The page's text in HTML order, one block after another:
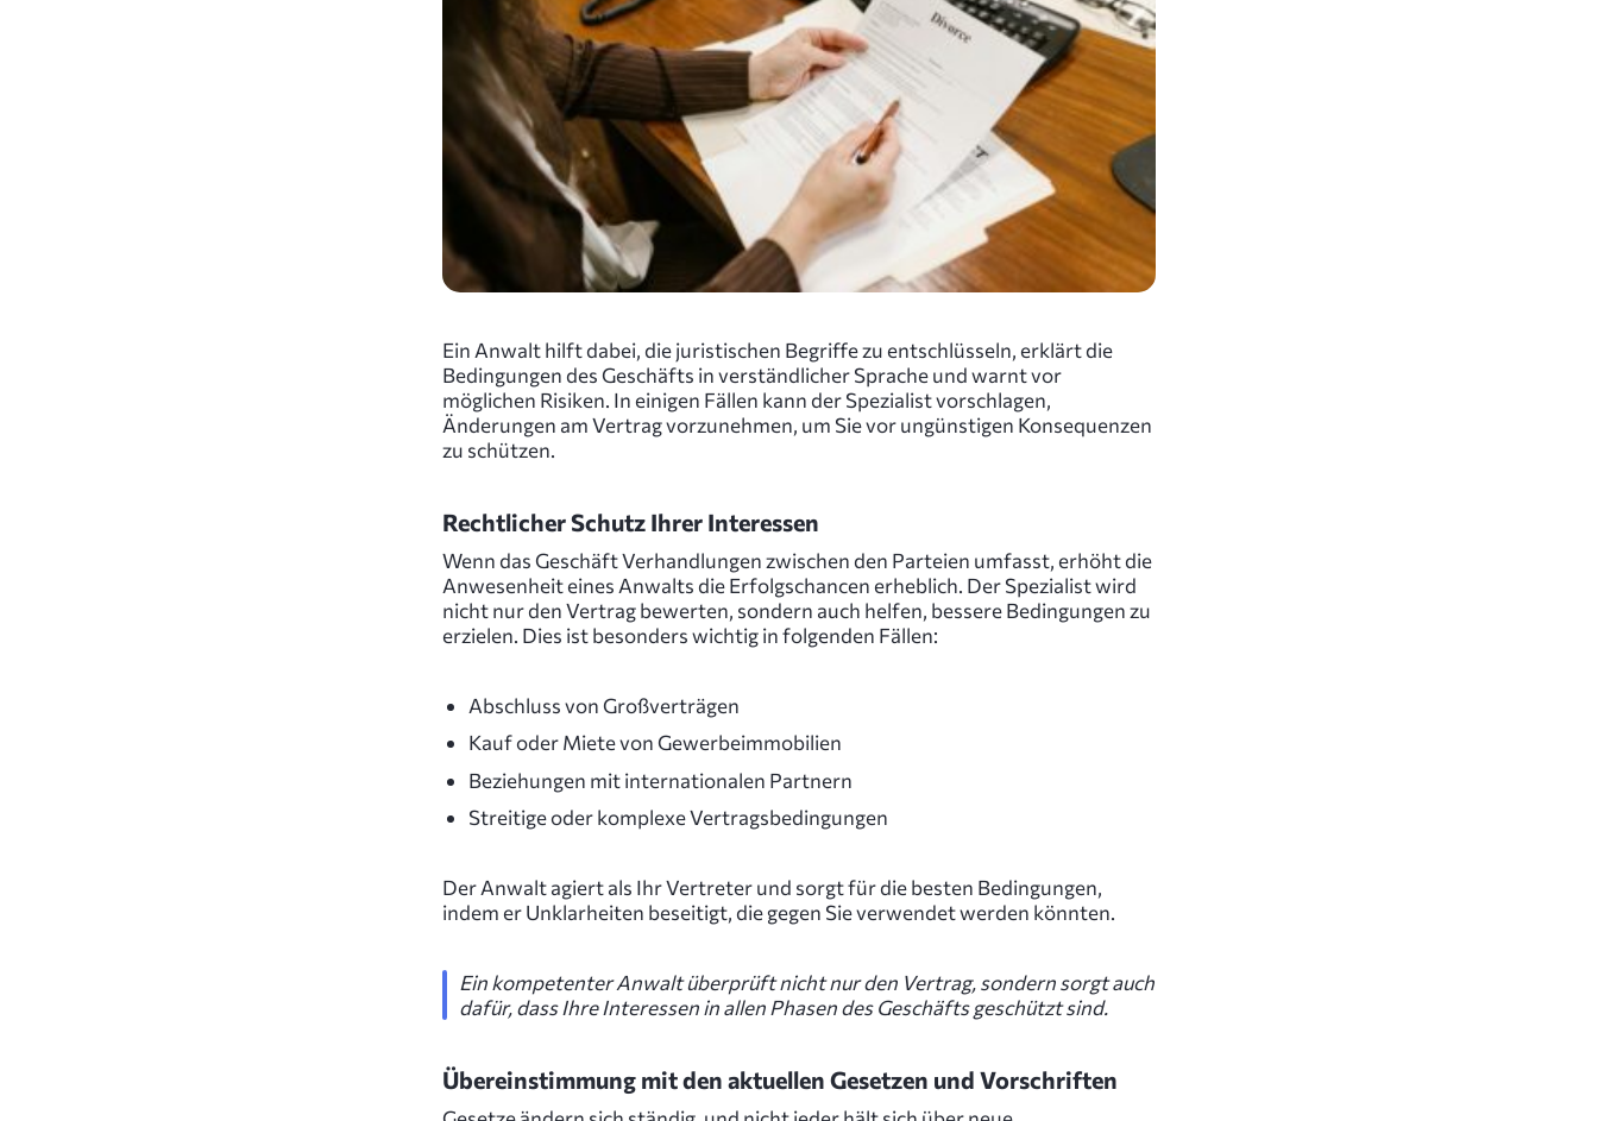
Ein Anwalt hilft dabei, die juristischen Begriffe zu entschlüsseln, erklärt die
Bedingungen des Geschäfts in verständlicher Sprache und warnt vor
möglichen Risiken. In einigen Fällen kann der Spezialist vorschlagen,
Änderungen am Vertrag vorzunehmen, um Sie vor ungünstigen Konsequenzen
zu schützen.
Rechtlicher Schutz Ihrer Interessen
Wenn das Geschäft Verhandlungen zwischen den Parteien umfasst, erhöht die
Anwesenheit eines Anwalts die Erfolgschancen erheblich. Der Spezialist wird
nicht nur den Vertrag bewerten, sondern auch helfen, bessere Bedingungen zu
erzielen. Dies ist besonders wichtig in folgenden Fällen:
Abschluss von Großverträgen
Kauf oder Miete von Gewerbeimmobilien
Beziehungen mit internationalen Partnern
Streitige oder komplexe Vertragsbedingungen
Der Anwalt agiert als Ihr Vertreter und sorgt für die besten Bedingungen,
indem er Unklarheiten beseitigt, die gegen Sie verwendet werden könnten.
Ein kompetenter Anwalt überprüft nicht nur den Vertrag, sondern sorgt auch
dafür, dass Ihre Interessen in allen Phasen des Geschäfts geschützt sind.
Übereinstimmung mit den aktuellen Gesetzen und Vorschriften